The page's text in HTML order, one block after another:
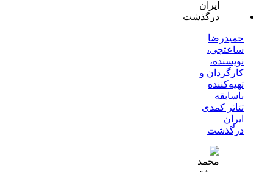
حمیدرضا
ساعتچی،
نویسنده،
کارگردان و
تهیه‌کننده
باسابقه
تئاتر کمدی
ایران
درگذشت